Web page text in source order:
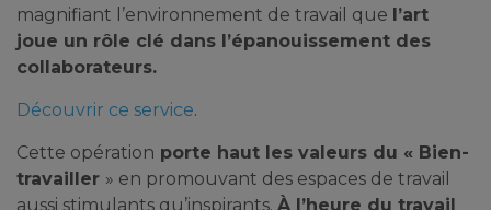
magnifiant l’environnement de travail que l’art
joue un rôle clé dans l’épanouissement des
collaborateurs.
Découvrir ce service.
Cette opération porte haut les valeurs du « Bien-
travailler » en promouvant des espaces de travail
aussi stimulants qu’inspirants. À l’heure du travail